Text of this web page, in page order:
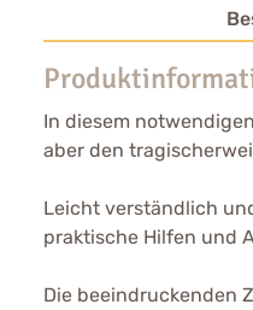
In diesem
aber den
Leicht verständlich
praktische Hilfen und
Die beeindruckenden